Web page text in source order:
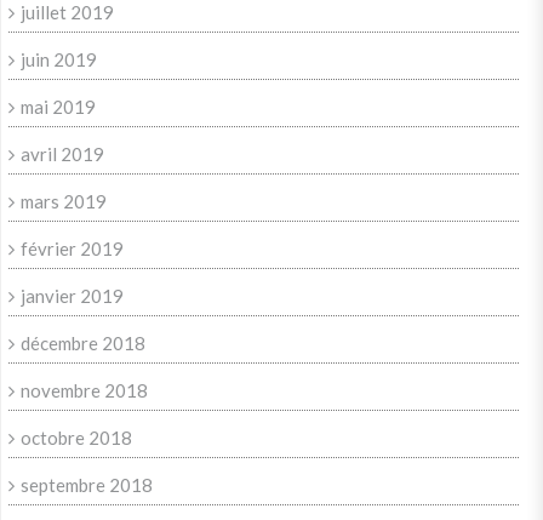
juillet 2019
juin 2019
mai 2019
avril 2019
mars 2019
février 2019
janvier 2019
décembre 2018
novembre 2018
octobre 2018
septembre 2018